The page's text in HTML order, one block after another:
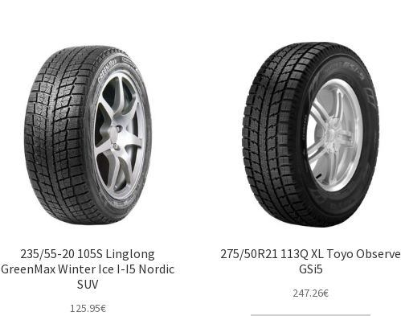
235/55-20 105S Linglong
GreenMax Winter Ice I-I5 Nordic
SUV
125.95€
275/50R21 113Q XL Toyo Observe
GSi5
247.26€